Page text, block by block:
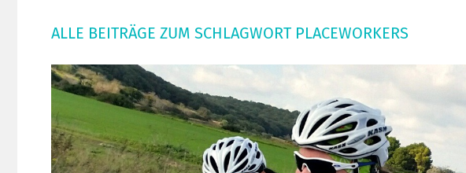
ALLE BEITRÄGE ZUM SCHLAGWORT PLACEWORKERS